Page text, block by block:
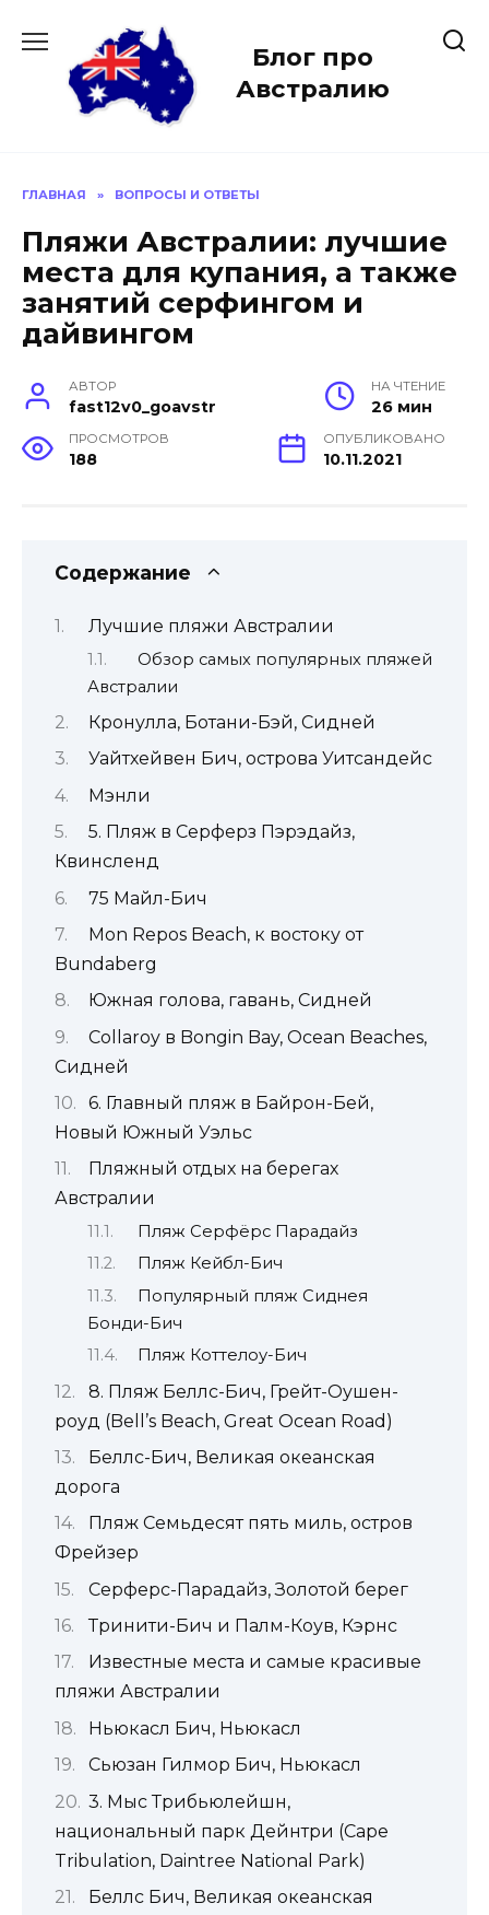
содержанию
Блог про
Австралию
ГЛАВНАЯ » ВОПРОСЫ И ОТВЕТЫ
Пляжи Австралии: лучшие
места для купания, а также
занятий серфингом и
дайвингом
АВТОР
fast12v0_goavstr
НА ЧТЕНИЕ
26 мин
ПРОСМОТРОВ
188
ОПУБЛИКОВАНО
10.11.2021
Содержание
Лучшие пляжи Австралии
Обзор самых популярных пляжей
Австралии
Кронулла, Ботани-Бэй, Сидней
Уайтхейвен Бич, острова Уитсандейс
Мэнли
5. Пляж в Серферз Пэрэдайз,
Квинсленд
75 Майл-Бич
Mon Repos Beach, к востоку от
Bundaberg
Южная голова, гавань, Сидней
Collaroy в Bongin Bay, Ocean Beaches,
Сидней
6. Главный пляж в Байрон-Бей,
Новый Южный Уэльс
Пляжный отдых на берегах
Австралии
Пляж Серфёрс Парадайз
Пляж Кейбл-Бич
Популярный пляж Сиднея
Бонди-Бич
Пляж Коттелоу-Бич
8. Пляж Беллс-Бич, Грейт-Оушен-
роуд (Bell’s Beach, Great Ocean Road)
Беллс-Бич, Великая океанская
дорога
Пляж Семьдесят пять миль, остров
Фрейзер
Серферс-Парадайз, Золотой берег
Тринити-Бич и Палм-Коув, Кэрнс
Известные места и самые красивые
пляжи Австралии
Ньюкасл Бич, Ньюкасл
Сьюзан Гилмор Бич, Ньюкасл
3. Мыс Трибьюлейшн,
национальный парк Дейнтри (Cape
Tribulation, Daintree National Park)
Беллс Бич, Великая океанская